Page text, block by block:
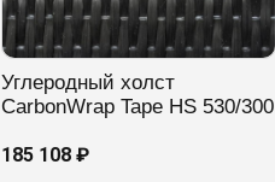
Углеродный холст
CarbonWrap Tape HS 530/300
185 108 ₽